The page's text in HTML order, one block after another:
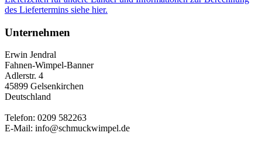
des Liefertermins siehe hier.
Unternehmen
Erwin Jendral
Fahnen-Wimpel-Banner
Adlerstr. 4
45899 Gelsenkirchen
Deutschland
Telefon: 0209 582263
E-Mail: info@schmuckwimpel.de